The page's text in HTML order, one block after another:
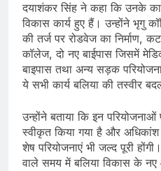
दयाशंकर सिंह ने कहा कि उनके
विकास कार्य हुए हैं। उन्होंने भृगु
की तर्ज पर रोडवेज का निर्माण,
कॉलेज, दो नए बाईपास जिसमें
बाइपास तथा अन्य सड़क
ये सभी कार्य बलिया की तस्वीर
उन्होंने बताया कि इन
स्वीकृत किया गया है और
शेष परियोजनाएं भी जल्द पूरी
वाले समय में बलिया विकास के नए